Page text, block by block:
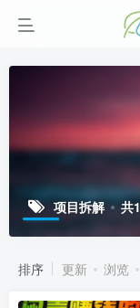
项目拆解 共
排序 更新 浏览